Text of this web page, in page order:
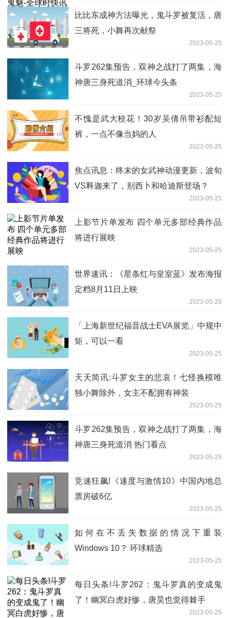
比比东成神方法曝光，鬼斗罗被复活，唐
三将死，小舞再次献祭
2023-05-25
斗罗262集预告，双神之战打了两集，海
神唐三身死道消_环球今头条
2023-05-25
不愧是武大校花！30岁吴倩吊带衫配短
裤，一点不像当妈的人
2023-05-25
焦点讯息：终末的女武神动漫更新，波旬
VS释迦来了，别西卜和哈迪斯登场？
2023-05-25
上影节片单发布 四个单元多部经典作品
将进行展映
2023-05-25
世界速讯：《星条红与皇室蓝》发布海报
定档8月11日上映
2023-05-25
「上海新世纪福音战士EVA展览」中规中
矩，可以一看
2023-05-25
天天简讯:斗罗女主的悲哀！七怪换模唯
独小舞除外，女主不配拥有神装
2023-05-25
斗罗262集预告，双神之战打了两集，海
神唐三身死道消 热门看点
2023-05-25
竞速狂飙!《速度与激情10》中国内地总
票房破6亿
2023-05-25
如何在不丢失数据的情况下重装
Windows 10？ 环球精选
2023-05-25
每日头条!斗罗262：鬼斗罗真的变成鬼
了！幽冥白虎好惨，唐昊也觉得棘手
2023-05-25